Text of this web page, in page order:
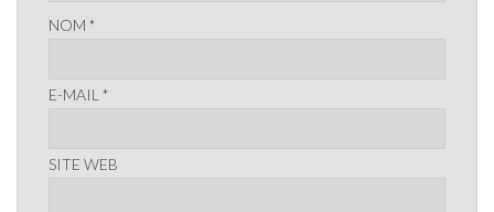
NOM *
E-MAIL *
SITE WEB